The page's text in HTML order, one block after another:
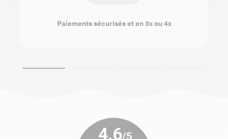
Paiements sécurisés et en 3x ou 4x